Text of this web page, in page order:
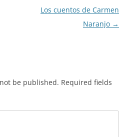
Los cuentos de Carmen
Naranjo →
be published. Required fields